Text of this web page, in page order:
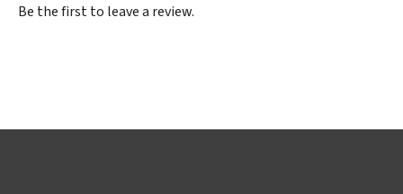
Be the first to leave a review.